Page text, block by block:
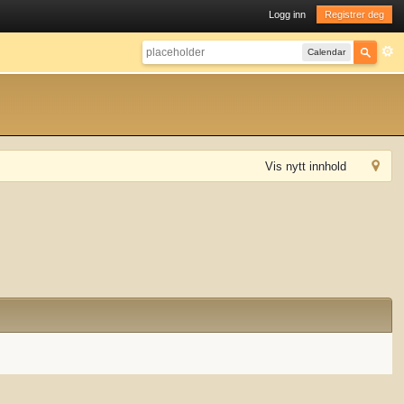
Logg inn Registrer deg
Calendar
Vis nytt innhold